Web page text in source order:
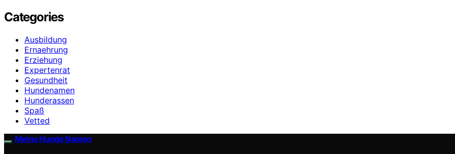
Categories
Ausbildung
Ernaehrung
Erziehung
Expertenrat
Gesundheit
Hundenamen
Hunderassen
Spaß
Vetted
Meine Hunde Namen